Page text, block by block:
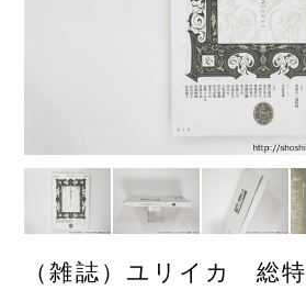
（雑誌）ユリイカ 総